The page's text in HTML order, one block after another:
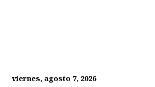
viernes, agosto 7, 2026